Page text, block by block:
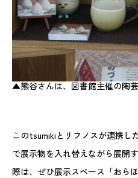
▲熊谷さんは、図書館主催の陶
このtsumikiとリフノスが連携し
で展示物を入れ替えながら展開
際は、ぜひ展示スペース「おら